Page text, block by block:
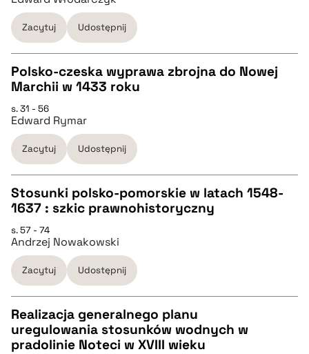
Zacytuj Udostępnij
pobierz cytat
BIBTEX
pobierz cytat
Polsko-czeska wyprawa zbrojna do Nowej
Marchii w 1433 roku
s. 31 - 56
Edward Rymar
Zacytuj Udostępnij
CZYSTY TEKST
pobierz cytat
BIBTEX
pobierz cytat
Stosunki polsko-pomorskie w latach 1548-
1637 : szkic prawnohistoryczny
s. 57 - 74
Andrzej Nowakowski
Zacytuj Udostępnij
CZYSTY TEKST
Realizacja generalnego planu
uregulowania stosunków wodnych w
pradolinie Noteci w XVIII wieku